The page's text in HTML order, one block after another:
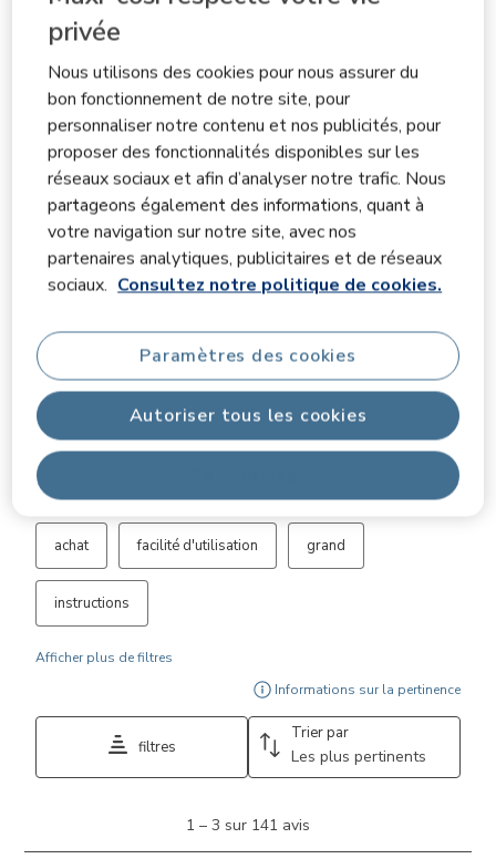
privée
Nous utilisons des cookies pour nous assurer du
bon fonctionnement de notre site, pour
personnaliser notre contenu et nos publicités, pour
proposer des fonctionnalités disponibles sur les
réseaux sociaux et afin d’analyser notre trafic. Nous
partageons également des informations, quant à
votre navigation sur notre site, avec nos
partenaires analytiques, publicitaires et de réseaux
sociaux. Consultez notre politique de cookies.
Autoriser tous les cookies
Paramètres des cookies
Filtrer les avis
Zone de recherche de sujet et d'avis
achat facilité d'utilisation grand
instructions
Afficher plus de filtres
Informations sur la pertinence
filtres
Trier par
Les plus pertinents
1 – 3 sur 141 avis